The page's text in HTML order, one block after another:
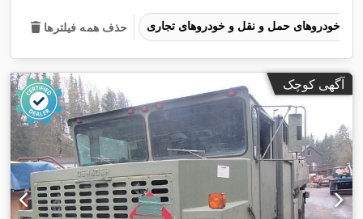
حذف همه فیلترها
آگهی کوچک